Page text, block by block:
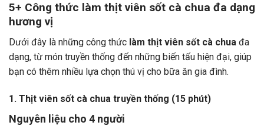
5+ Công thức làm thịt viên sốt cà chua đa dạng
hương vị
Dưới đây là những công thức làm thịt viên sốt cà chua đa
dạng, từ món truyền thống đến những biến tấu hiện đại, giúp
bạn có thêm nhiều lựa chọn thú vị cho bữa ăn gia đình.
1. Thịt viên sốt cà chua truyền thống (15 phút)
Nguyên liệu cho 4 người